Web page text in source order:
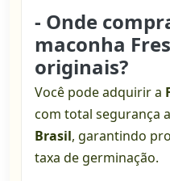
- Onde
maconha
originais?
Você pode adquirir a
com total segurança
Brasil, garantindo
taxa de germinação.